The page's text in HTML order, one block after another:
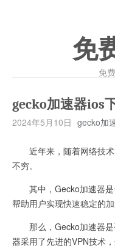
免
免
gecko加速器ios
2024年5月10日 gecko加
近年来，随着网络技术
不穷。
其中，Gecko加速器是
帮助用户实现快速稳定的加
那么，Gecko加速器是
器采用了先进的VPN技术